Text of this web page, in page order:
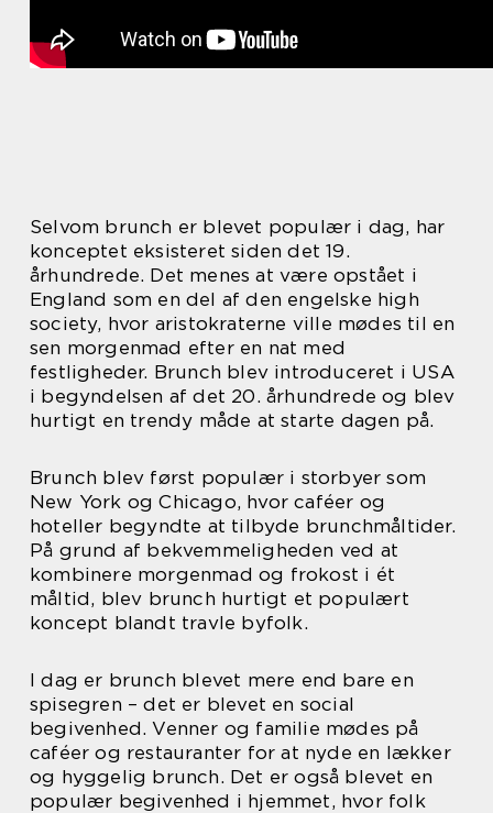
Selvom brunch er blevet populær i dag, har
konceptet eksisteret siden det 19.
århundrede. Det menes at være opstået i
England som en del af den engelske high
society, hvor aristokraterne ville mødes til en
sen morgenmad efter en nat med
festligheder. Brunch blev introduceret i USA
i begyndelsen af det 20. århundrede og blev
hurtigt en trendy måde at starte dagen på.
Brunch blev først populær i storbyer som
New York og Chicago, hvor caféer og
hoteller begyndte at tilbyde brunchmåltider.
På grund af bekvemmeligheden ved at
kombinere morgenmad og frokost i ét
måltid, blev brunch hurtigt et populært
koncept blandt travle byfolk.
I dag er brunch blevet mere end bare en
spisegren – det er blevet en social
begivenhed. Venner og familie mødes på
caféer og restauranter for at nyde en lækker
og hyggelig brunch. Det er også blevet en
populær begivenhed i hjemmet, hvor folk